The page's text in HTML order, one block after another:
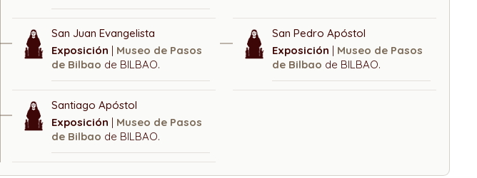
San Juan Evangelista
Exposición | Museo de Pasos
de Bilbao de BILBAO.
San Pedro Apóstol
Exposición | Museo de Pasos
de Bilbao de BILBAO.
Santiago Apóstol
Exposición | Museo de Pasos
de Bilbao de BILBAO.